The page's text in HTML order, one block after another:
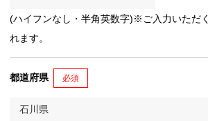
(ハイフンなし・半角英数字)※ご入力いただ
れます。
都道府県 必須